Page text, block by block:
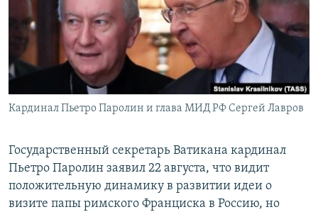
ПОБЕДИТЕЛЕЙ НЕ СУДЯТ?
КРЫМ.НЕПОКОРЕННЫЙ
ELIFBE
УКРАИНСКАЯ ПРОБЛЕМА КРЫМА
ПРИСОЕДИНЯЙТЕСЬ!
Все сайты RFE/RL
Кардинал Пьетро Паролин и глава МИД РФ Сергей Лавров
Государственный секретарь Ватикана кардинал
Пьетро Паролин заявил 22 августа, что видит
положительную динамику в развитии идеи о
визите папы римского Франциска в Россию, но